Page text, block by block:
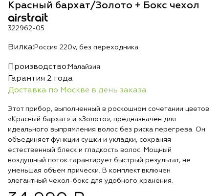
Красный бархат/Золото + Бокс чехол
airstrait
322962-05
Вилка: Россия 220v, без переходника
Производство: Малайзия
Гарантия 2 года
Доставка по Москве в день заказа
Этот прибор, выполненный в роскошном сочетании цветов
«Красный бархат» и «Золото», предназначен для
идеального выпрямления волос без риска перегрева. Он
объединяет функции сушки и укладки, сохраняя
естественный блеск и гладкость волос. Мощный
воздушный поток гарантирует быстрый результат, не
уменьшая объем прически. В комплект включен
элегантный чехол-бокс для удобного хранения.